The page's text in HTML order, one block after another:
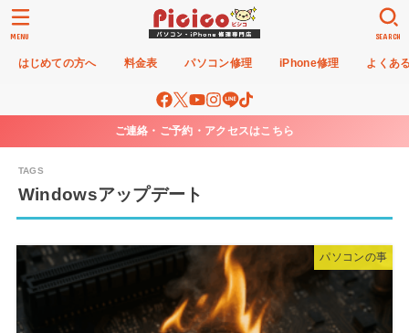
はじめての方へ 料金表 パソコン修理 iPhone修理 よくあ
SEARCH
MENU
ご連絡・ご予約・アクセスはこちら
Windowsアップデート
パソコンの事